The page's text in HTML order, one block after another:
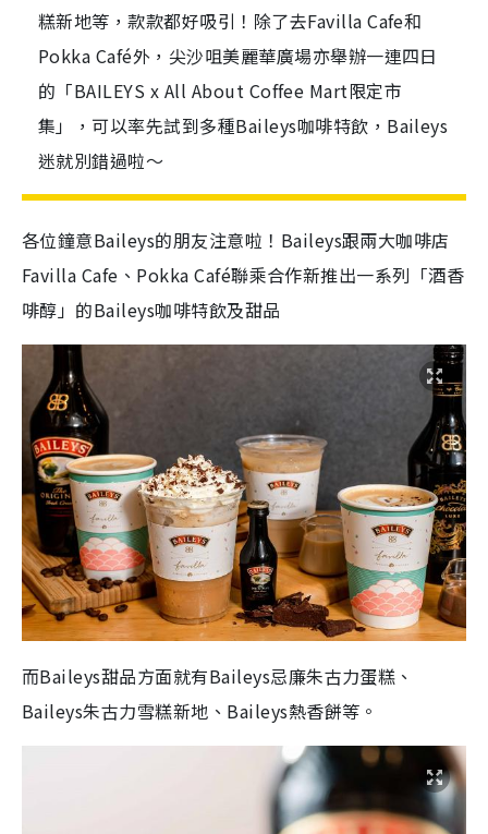
糕新地等，款款都好吸引！除了去Favilla Cafe和
Pokka Café外，尖沙咀美麗華廣場亦舉辦一連四日
的「BAILEYS x All About Coffee Mart限定市
集」，可以率先試到多種Baileys咖啡特飲，Baileys
迷就別錯過啦～
各位鐘意Baileys的朋友注意啦！Baileys跟兩大咖啡店
Favilla Cafe、Pokka Café聯乘合作新推出一系列「酒香
啡醇」的Baileys咖啡特飲及甜品
而Baileys甜品方面就有Baileys忌廉朱古力蛋糕、
Baileys朱古力雪糕新地、Baileys熱香餅等。